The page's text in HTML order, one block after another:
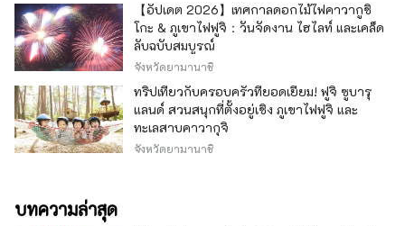
【อัปเดต 2026】เทศกาลดอกไม้ไฟคาวากูชิ
โกะ & ภูเขาไฟฟูจิ：วันจัดงาน ไฮไลท์ และเคล็ด
ลับฉบับสมบูรณ์
จังหวัดยามานาชิ
ทริปเที่ยวกับครอบครัวที่ยอดเยี่ยม! ฟูจิ ซูบารุ
แลนด์ สวนสนุกที่ตั้งอยู่เชิง ภูเขาไฟฟูจิ และ
ทะเลสาบคาวากุจิ
จังหวัดยามานาชิ
บทความล่าสุด